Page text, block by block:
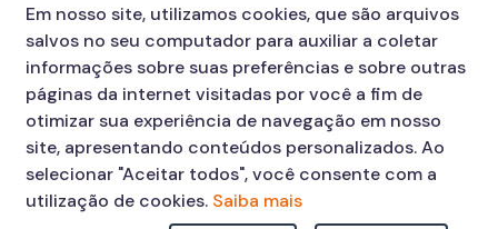
Em nosso site, utilizamos cookies, que são arquivos
salvos no seu computador para auxiliar a coletar
informações sobre suas preferências e sobre outras
páginas da internet visitadas por você a fim de
otimizar sua experiência de navegação em nosso
site, apresentando conteúdos personalizados. Ao
selecionar "Aceitar todos", você consente com a
utilização de cookies. Saiba mais